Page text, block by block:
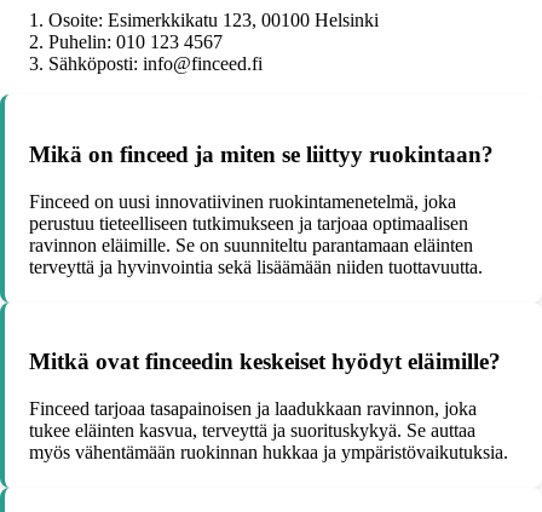
Osoite: Esimerkkikatu 123, 00100 Helsinki
Puhelin: 010 123 4567
Sähköposti: info@finceed.fi
Mikä on finceed ja miten se liittyy ruokintaan?
Finceed on uusi innovatiivinen ruokintamenetelmä, joka
perustuu tieteelliseen tutkimukseen ja tarjoaa optimaalisen
ravinnon eläimille. Se on suunniteltu parantamaan eläinten
terveyttä ja hyvinvointia sekä lisäämään niiden tuottavuutta.
Mitkä ovat finceedin keskeiset hyödyt eläimille?
Finceed tarjoaa tasapainoisen ja laadukkaan ravinnon, joka
tukee eläinten kasvua, terveyttä ja suorituskykyä. Se auttaa
myös vähentämään ruokinnan hukkaa ja ympäristövaikutuksia.